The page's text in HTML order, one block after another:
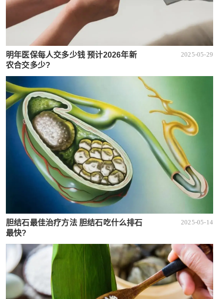
明年医保每人交多少钱 预计2026年新
农合交多少?
2025-05-29
胆结石最佳治疗方法 胆结石吃什么排石
最快?
2025-05-14